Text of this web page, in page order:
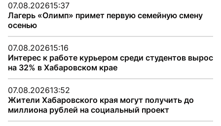
07.08.202615:37
Лагерь «Олимп» примет первую семейную смену
осенью
07.08.202615:16
Интерес к работе курьером среди студентов вырос
на 32% в Хабаровском крае
07.08.202613:52
Жители Хабаровского края могут получить до
миллиона рублей на социальный проект